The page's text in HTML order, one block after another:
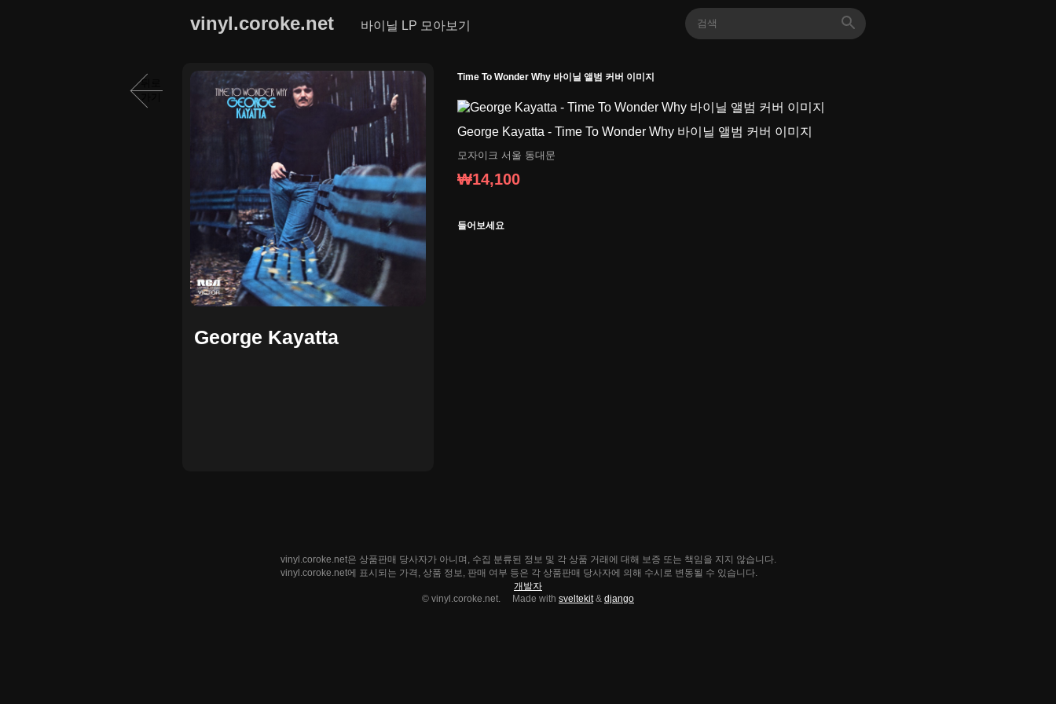
vinyl.coroke.net 바이닐 LP 모아보기
뒤로
George Kayatta
Time To Wonder Why 바이닐 앨범 커버 이미지
George Kayatta - Time To Wonder Why 바이닐 앨범 커버 이미지
모자이크 서울 동대문
₩14,100
들어보세요
vinyl.coroke.net은 상품판매 당사자가 아니며, 수집 분류된 정보 및 각 상품 거래에 대해 보증 또는 책임을 지지 않습니다.
vinyl.coroke.net에 표시되는 가격, 상품 정보, 판매 여부 등은 각 상품판매 당사자에 의해 수시로 변동될 수 있습니다.
개발자
© vinyl.coroke.net. Made with sveltekit& django